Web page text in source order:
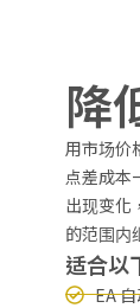
降
用市场价
点差成本
出现变化
的范围内
适合以
EA